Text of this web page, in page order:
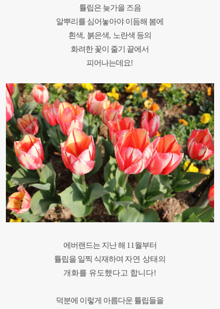
튤립은 늦가을 즈음
알뿌리를 심어놓아야이듬해 봄에
흰색, 붉은색, 노란색 등의
화려한 꽃이 줄기 끝에서
피어나는데요!
에버랜드는 지난 해 11 월부터
튤립을 일찍 식재하여 자연 상태의
개화를 유도했다고 합니다!
덕분에 이렇게 아름다운 튤립들을